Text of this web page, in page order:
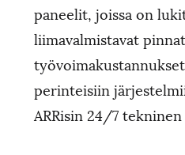
paneelit, joissa on
liimavalmistavat
perinteisiin
ARRisin 24/7